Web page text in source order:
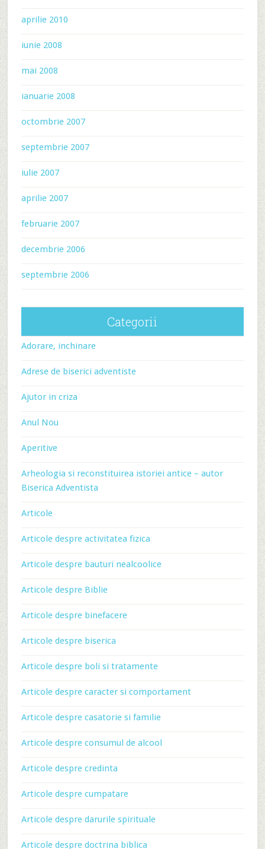
aprilie 2010
iunie 2008
mai 2008
ianuarie 2008
octombrie 2007
septembrie 2007
iulie 2007
aprilie 2007
februarie 2007
decembrie 2006
septembrie 2006
Categorii
Adorare, inchinare
Adrese de biserici adventiste
Ajutor in criza
Anul Nou
Aperitive
Arheologia si reconstituirea istoriei antice – autor
Biserica Adventista
Articole
Articole despre activitatea fizica
Articole despre bauturi nealcoolice
Articole despre Biblie
Articole despre binefacere
Articole despre biserica
Articole despre boli si tratamente
Articole despre caracter si comportament
Articole despre casatorie si familie
Articole despre consumul de alcool
Articole despre credinta
Articole despre cumpatare
Articole despre darurile spirituale
Articole despre doctrina biblica